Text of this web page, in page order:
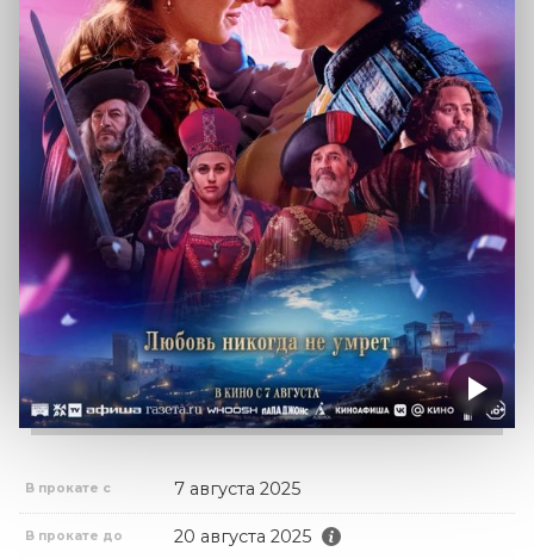
В прокате с 7 августа 2025
В прокате до 20 августа 2025